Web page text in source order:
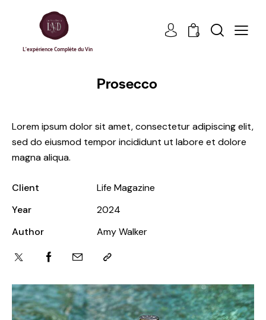
L'expérience Complète du Vin
0
Prosecco
Lorem ipsum dolor sit amet, consectetur adipiscing elit,
sed do eiusmod tempor incididunt ut labore et dolore
magna aliqua.
Client
Life Magazine
Year
2024
Author
Amy Walker